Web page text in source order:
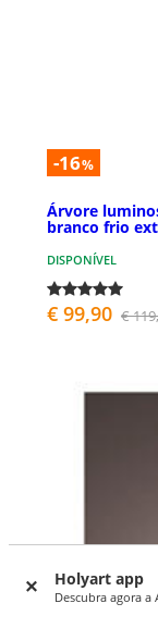
Holyart app
Descubra agora a
-16%
Árvore
branco frio
DISPONÍVEL
€ 99,90 €